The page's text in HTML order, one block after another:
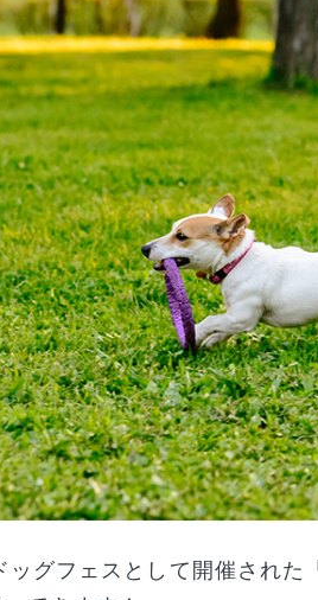
ッグフェスとして開催された